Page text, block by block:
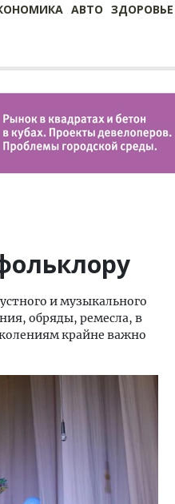
АВТО ЗДОРОВЬЕ
и музыкального
обряды, ремесла, в
крайне важно